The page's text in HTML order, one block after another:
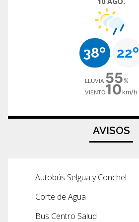
38º 22º
LLUVIA 55 %
VIENTO10 km/h
AVISOS
Autobús Selgua y Conchel
Corte de Agua
Bus Centro Salud